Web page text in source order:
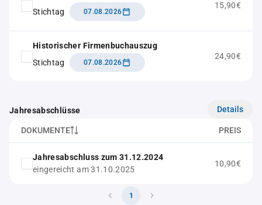
Stichtag
07.08.2026
15,90€
Historischer Firmenbuchauszug
Stichtag
07.08.2026
24,90€
Jahresabschlüsse Details
DOKUMENTE PREIS
Jahresabschluss zum 31.12.2024
eingereicht am 31.10.2025
10,90€
1